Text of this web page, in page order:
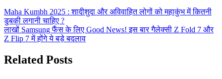
Post
navigation
Maha Kumbh 2025 : शादीशुदा और अविवाहित लोगों को महाकुंभ में कितनी
डुबकी लगानी चाहिए ?
लाखों Samsung फैंस के लिए Good News! इस बार गैलेक्सी Z Fold 7 और
Z Flip 7 में होंगे ये बड़े बदलाव
Related Posts